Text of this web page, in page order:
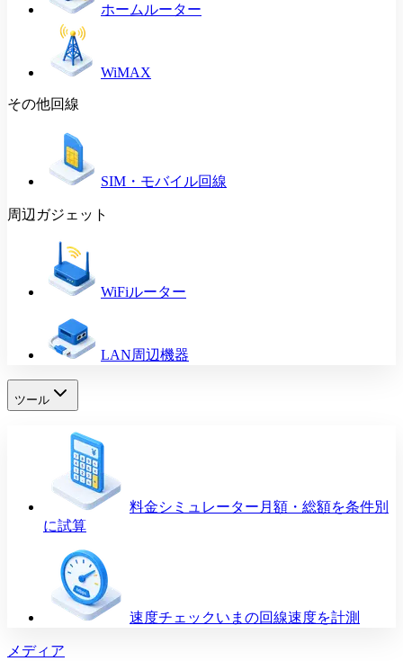
ホームルーター
WiMAX
その他回線
SIM・モバイル回線
周辺ガジェット
WiFiルーター
LAN周辺機器
ツール
料金シミュレーター 月額・総額を条件別
に試算
速度チェックいまの回線速度を計測
メディア